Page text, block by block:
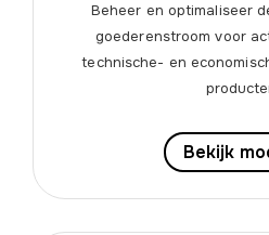
Beheer en optimaliseer
goederenstroom voor
technische- en
Bekijk